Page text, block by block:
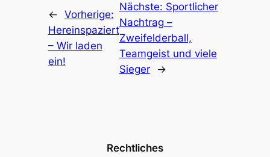
← Vorherige:
Hereinspaziert
– Wir laden
ein!
Nächste: Sportlicher
Nachtrag –
Zweifelderball,
Teamgeist und viele
Sieger
→
Rechtliches